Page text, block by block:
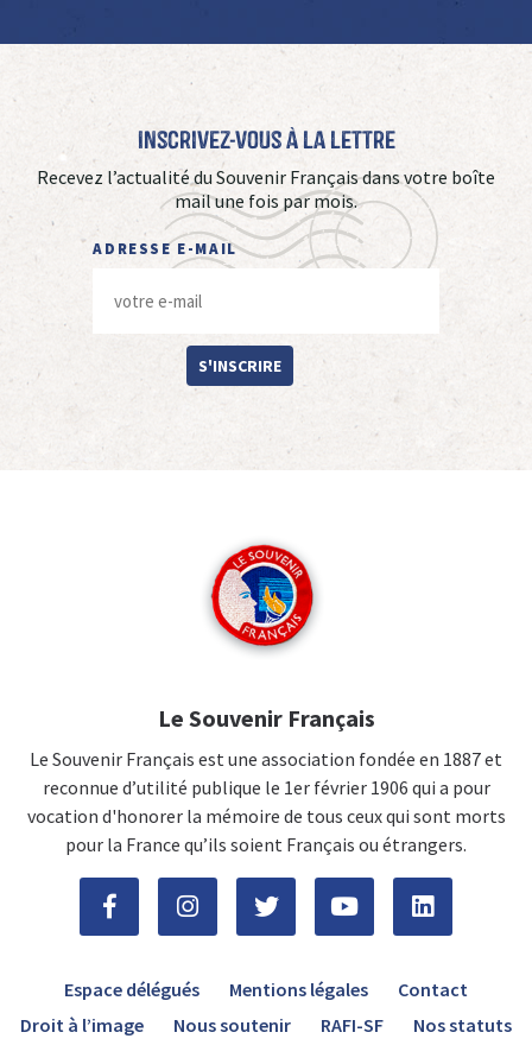
Inscrivez-vous à La Lettre
Recevez l’actualité du Souvenir Français dans votre boîte
mail une fois par mois.
ADRESSE E-MAIL
S'INSCRIRE
Le Souvenir Français
Le Souvenir Français est une association fondée en 1887 et
reconnue d’utilité publique le 1er février 1906 qui a pour
vocation d'honorer la mémoire de tous ceux qui sont morts
pour la France qu’ils soient Français ou étrangers.
Espace délégués Mentions légales
Contact
Droit à l’image
Nous soutenir RAFI-SF Nos statuts